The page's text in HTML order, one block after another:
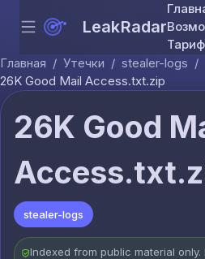
Menu LeakRadar
Главная / Утечки / stealer-logs /
26K Good Mail Access.txt.zip
26K Good
stealer-logs
Indexed from public material